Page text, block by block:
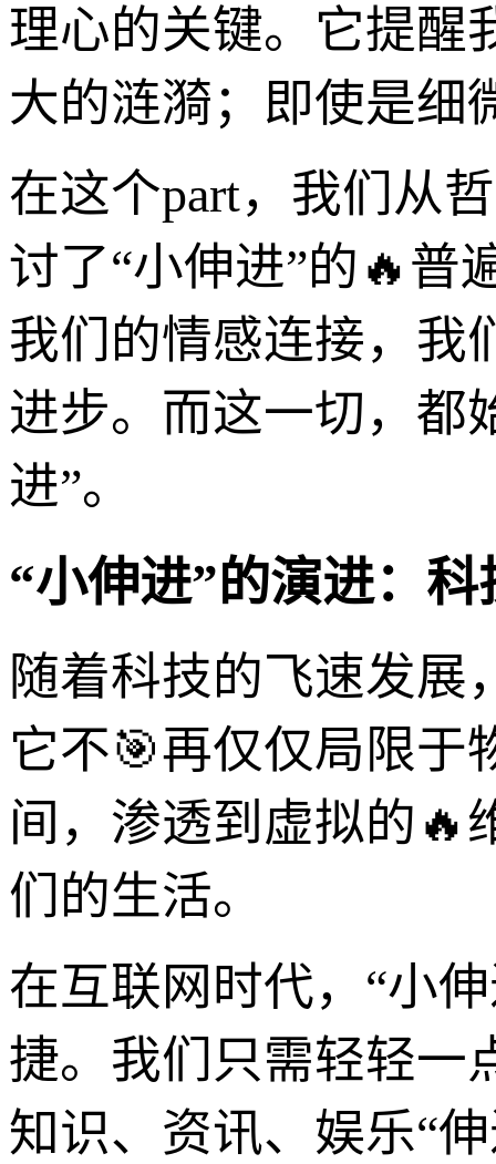
理心的关键。它提醒
大的涟漪；即使是细
在这个part，我们从
讨了“小伸进”的🔥普
我们的情感连接，我
进步。而这一切，都
进”。
“小伸进”的演进：
随着科技的飞速发展
它不🎯再仅仅局限于
间，渗透到虚拟的🔥
们的生活。
在互联网时代，“小
捷。我们只需轻轻一
知识、资讯、娱乐“